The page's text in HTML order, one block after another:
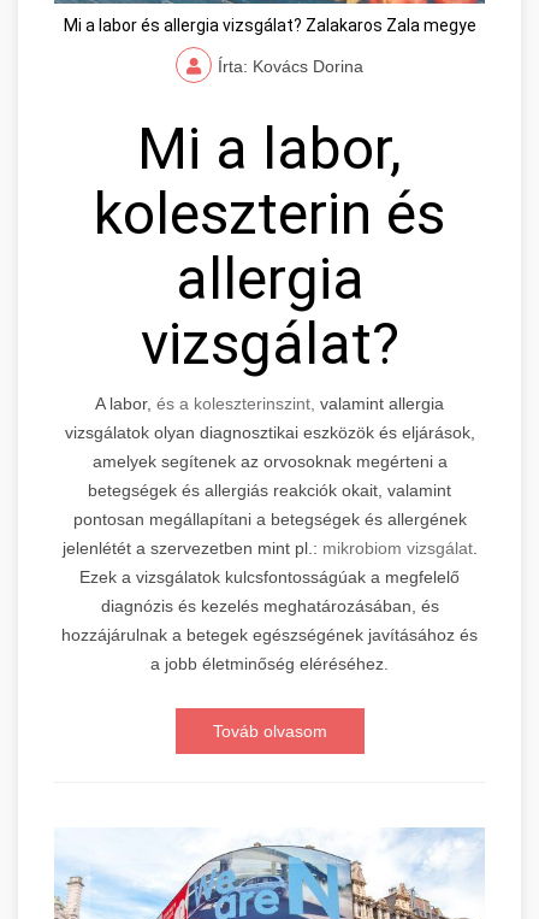
Mi a labor és allergia vizsgálat? Zalakaros Zala megye
Írta: Kovács Dorina
Mi a labor,
koleszterin és
allergia
vizsgálat?
A labor, és a koleszterinszint, valamint allergia
vizsgálatok olyan diagnosztikai eszközök és eljárások,
amelyek segítenek az orvosoknak megérteni a
betegségek és allergiás reakciók okait, valamint
pontosan megállapítani a betegségek és allergének
jelenlétét a szervezetben mint pl.: mikrobiom vizsgálat.
Ezek a vizsgálatok kulcsfontosságúak a megfelelő
diagnózis és kezelés meghatározásában, és
hozzájárulnak a betegek egészségének javításához és
a jobb életminőség eléréséhez.
Továb olvasom